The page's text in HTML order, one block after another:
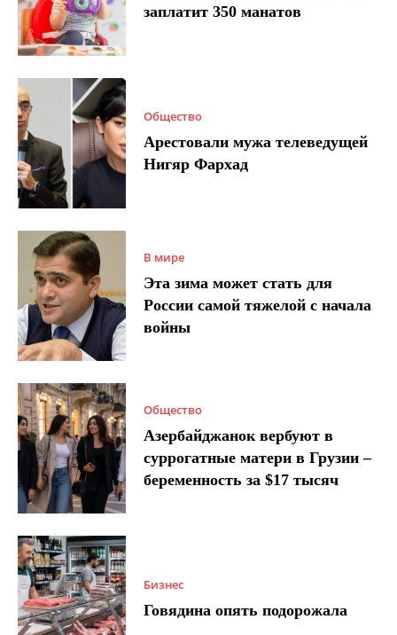
заплатит 350 манатов
Общество
Арестовали мужа телеведущей
Нигяр Фархад
В мире
Эта зима может стать для
России самой тяжелой с начала
войны
Общество
Азербайджанок вербуют в
суррогатные матери в Грузии –
беременность за $17 тысяч
Бизнес
Говядина опять подорожала